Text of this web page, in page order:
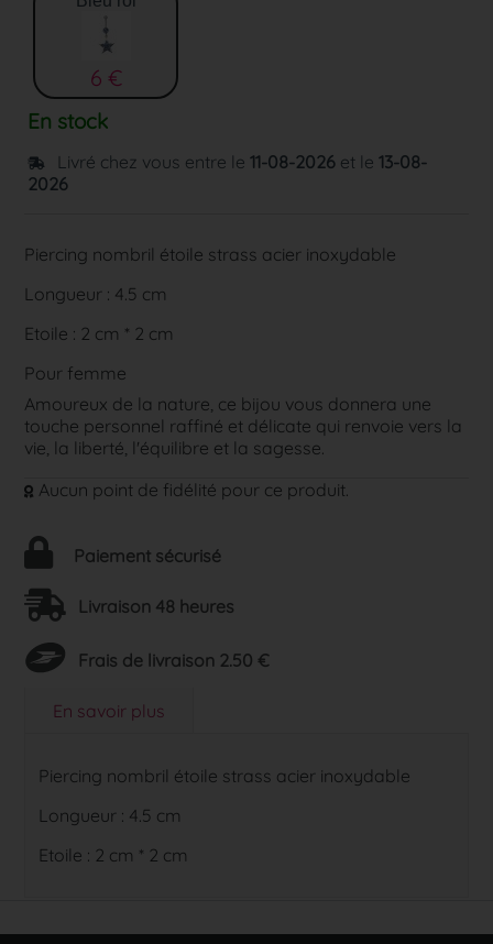
6 €
En stock
Livré chez vous entre le11-08-2026 et le13-08-
2026
Piercing nombril étoile strass acier inoxydable
Longueur : 4.5 cm
Etoile : 2 cm * 2 cm
Pour femme
Amoureux de la nature, ce bijou vous donnera une
touche personnel raffiné et délicate qui renvoie vers la
vie, la liberté, l'équilibre et la sagesse.
Aucun point de fidélité pour ce produit.
Paiement sécurisé
Livraison 48 heures
Frais de livraison 2.50 €
En savoir plus
Piercing nombril étoile strass acier inoxydable
Longueur : 4.5 cm
Etoile : 2 cm * 2 cm